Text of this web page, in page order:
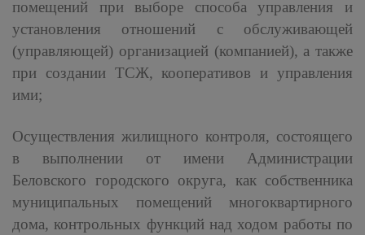
помещений при выборе способа управления и
установления отношений с обслуживающей
(управляющей) организацией (компанией), а также
при создании ТСЖ, кооперативов и управления
ими;
Осуществления жилищного контроля, состоящего
в выполнении от имени Администрации
Беловского городского округа, как собственника
муниципальных помещений многоквартирного
дома, контрольных функций над ходом работы по